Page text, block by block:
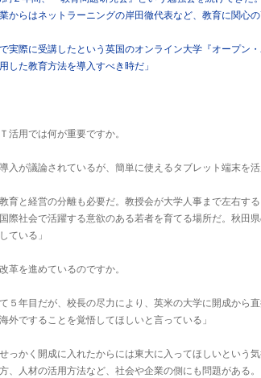
からはネットラーニングの岸田徹代表など、教育に関心
実際に受講したという英国のオンライン大学『オープン
した教育方法を導入すべき時だ」
用では何が重要ですか。
入が議論されているが、簡単に使えるタブレット端末を
育と経営の分離も必要だ。教授会が大学人事まで左右す
際社会で活躍する意欲のある若者を育てる場所だ。秋田
ている」
を進めているのですか。
５年目だが、校長の尽力により、英米の大学に開成から
外ですることを覚悟してほしいと言っている」
っかく開成に入れたからには東大に入ってほしいという
、人材の活用方法など、社会や企業の側にも問題がある